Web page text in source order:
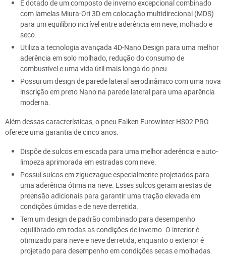
É dotado de um composto de inverno excepcional combinado
com lamelas Miura-Ori 3D em colocação multidirecional (MDS)
para um equilíbrio incrível entre aderência em neve, molhado e
seco.
Utiliza a tecnologia avançada 4D-Nano Design para uma melhor
aderência em solo molhado, redução do consumo de
combustível e uma vida útil mais longa do pneu.
Possui um design de parede lateral aerodinâmico com uma nova
inscrição em preto Nano na parede lateral para uma aparência
moderna.
Além dessas características, o pneu Falken Eurowinter HS02 PRO
oferece uma garantia de cinco anos.
Dispõe de sulcos em escada para uma melhor aderência e auto-
limpeza aprimorada em estradas com neve.
Possui sulcos em ziguezague especialmente projetados para
uma aderência ótima na neve. Esses sulcos geram arestas de
preensão adicionais para garantir uma tração elevada em
condições úmidas e de neve derretida.
Tem um design de padrão combinado para desempenho
equilibrado em todas as condições de inverno. O interior é
otimizado para neve e neve derretida, enquanto o exterior é
projetado para desempenho em condições secas e molhadas.